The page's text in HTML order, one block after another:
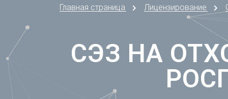
Барнаул
Белгород
Брянск
В
Главная страница Лицензирование
СЭЗ НА